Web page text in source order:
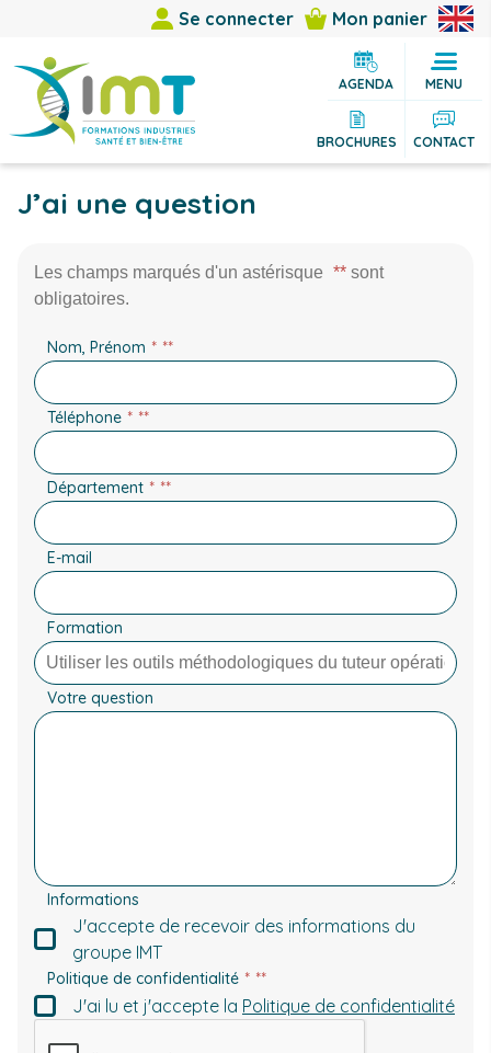
Se connecter Mon panier
MENU
AGENDA
BROCHURES CONTACT
J’ai une question
Les champs marqués d'un astérisque * sont
obligatoires.
Nom, Prénom *
Téléphone *
Département *
E-mail
Formation
Votre question
Informations
J'accepte de recevoir des informations du
groupe IMT
Politique de confidentialité *
J'ai lu et j'accepte la Politique de confidentialité